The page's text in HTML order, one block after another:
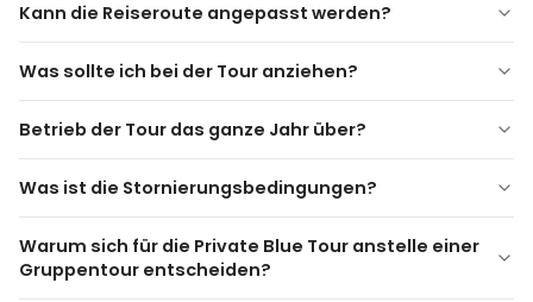
Kann die Reiseroute angepasst werden?
Was sollte ich bei der Tour anziehen?
Betrieb der Tour das ganze Jahr über?
Was ist die Stornierungsbedingungen?
Warum sich für die Private Blue Tour anstelle einer
Gruppentour entscheiden?